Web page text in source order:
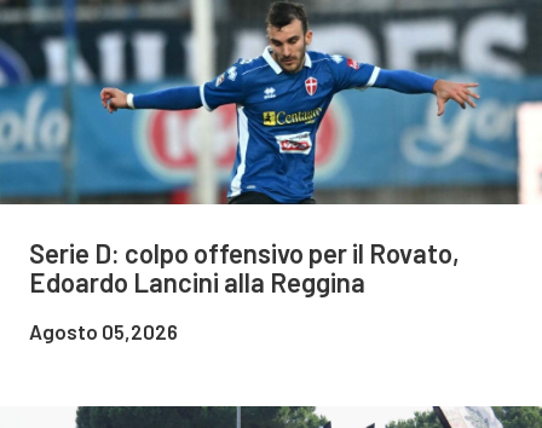
Serie D: colpo offensivo per il Rovato,
Edoardo Lancini alla Reggina
Agosto 05,2026